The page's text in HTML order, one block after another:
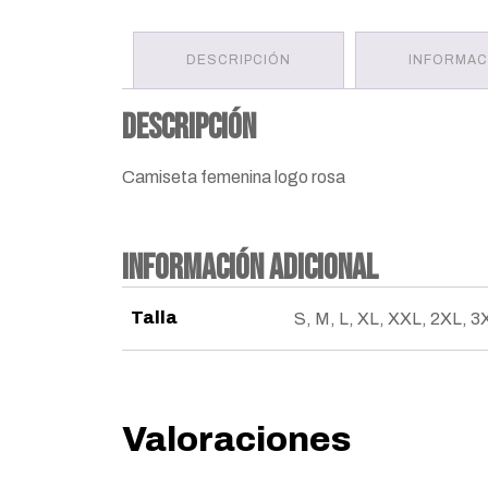
DESCRIPCIÓN
Descripción
Camiseta femenina logo rosa
Información adicional
Talla S, M, L, XL, XXL, 2XL,
Valoraciones